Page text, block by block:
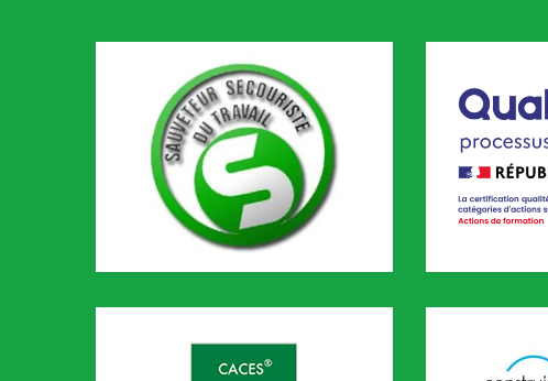
SST Qualiopi
CODEF